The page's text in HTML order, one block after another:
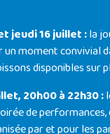
jeudi 16 juillet :la
un moment convivial
disponibles sur
20h00 à 22h30 :
de
par et pour les